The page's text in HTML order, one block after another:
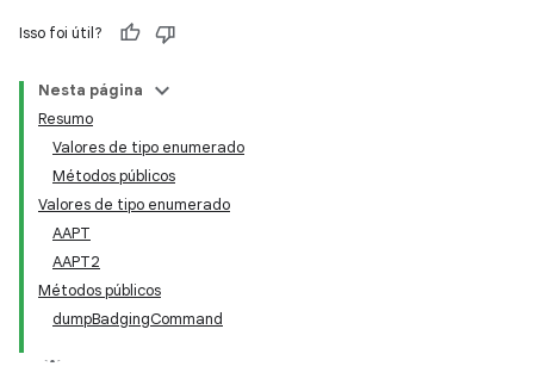
Isso foi útil?
Nesta página
Resumo
Valores de tipo enumerado
Métodos públicos
Valores de tipo enumerado
AAPT
AAPT2
Métodos públicos
dumpBadgingCommand